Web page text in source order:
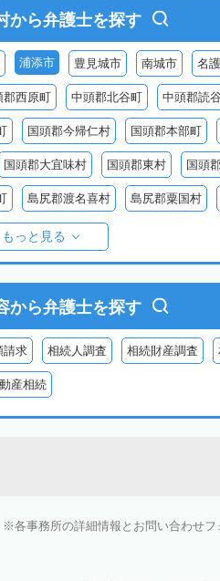
から弁護士を探す
浦添市 豊見城市 南城市 名
郡西原町 中頭郡北谷町 中頭郡読
国頭郡今帰仁村 国頭郡本部町
国頭郡大宜味村 国頭郡東村 国頭
島尻郡渡名喜村 島尻郡粟国村
宮古郡多良間村
もっと見る
から弁護士を探す
請求 相続人調査 相続財産調査
産相続
各事務所の詳細情報とお問い合わせ